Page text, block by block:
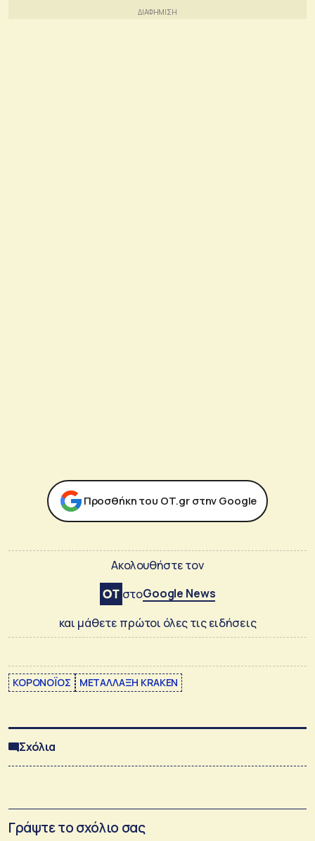
Προσθήκη του ΟΤ.gr στην Google
Ακολουθήστε τον
στοGoogle News
και μάθετε πρώτοι όλες τις ειδήσεις
ΚΟΡΟΝΟΪΟΣ ΜΕΤΑΛΛΑΞΗ KRAKEN
Σχόλια
Γράψτε το σχόλιο σας